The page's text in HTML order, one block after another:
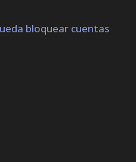
bloquear cuentas